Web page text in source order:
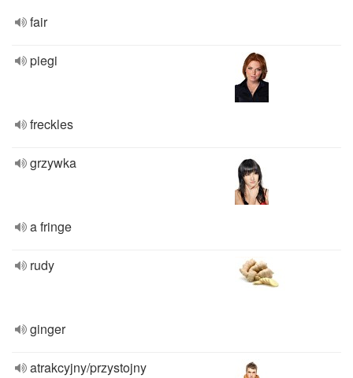
fair
piegi
freckles
grzywka
a fringe
rudy
ginger
atrakcyjny/przystojny